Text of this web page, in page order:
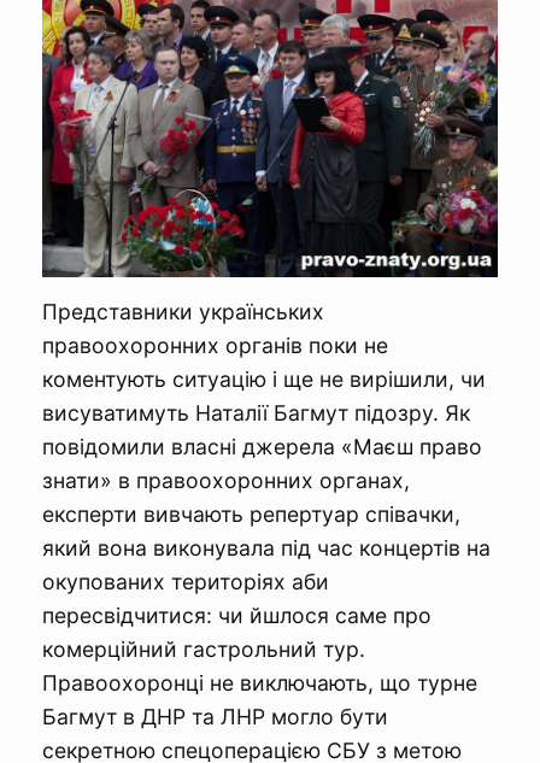
Представники українських
правоохоронних органів поки не
коментують ситуацію і ще не вирішили, чи
висуватимуть Наталії Багмут підозру. Як
повідомили власні джерела «Маєш право
знати» в правоохоронних органах,
експерти вивчають репертуар співачки,
який вона виконувала під час концертів на
окупованих територіях аби
пересвідчитися: чи йшлося саме про
комерційний гастрольний тур.
Правоохоронці не виключають, що турне
Багмут в ДНР та ЛНР могло бути
секретною спецоперацією СБУ з метою